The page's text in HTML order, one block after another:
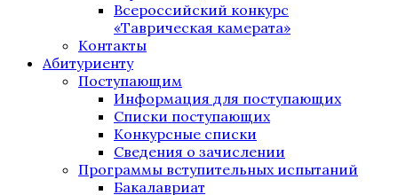
Всероссийский конкурс
«Таврическая камерата»
Контакты
Абитуриенту
Поступающим
Информация для поступающих
Списки поступающих
Конкурсные списки
Сведения о зачислении
Программы вступительных испытаний
Бакалавриат